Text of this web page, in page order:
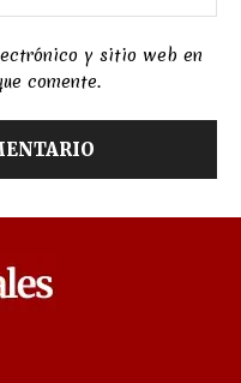
y sitio web en
comente.